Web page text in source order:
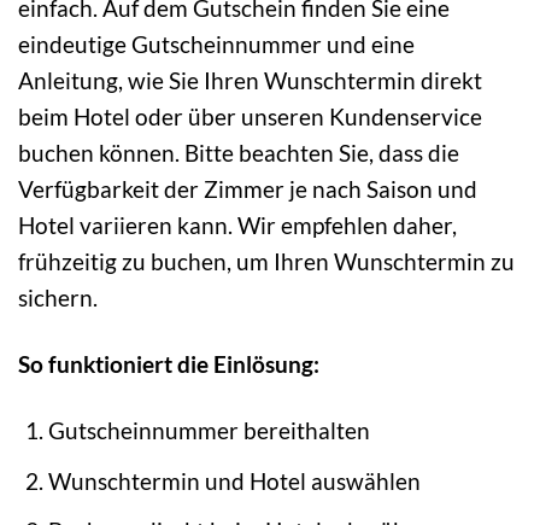
einfach. Auf dem Gutschein finden Sie eine
eindeutige Gutscheinnummer und eine
Anleitung, wie Sie Ihren Wunschtermin direkt
beim Hotel oder über unseren Kundenservice
buchen können. Bitte beachten Sie, dass die
Verfügbarkeit der Zimmer je nach Saison und
Hotel variieren kann. Wir empfehlen daher,
frühzeitig zu buchen, um Ihren Wunschtermin zu
sichern.
So funktioniert die Einlösung:
Gutscheinnummer bereithalten
Wunschtermin und Hotel auswählen